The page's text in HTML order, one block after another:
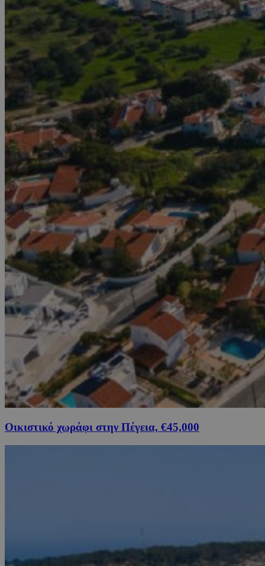
Οικιστικό χωράφι στην Πέγεια, €45,000